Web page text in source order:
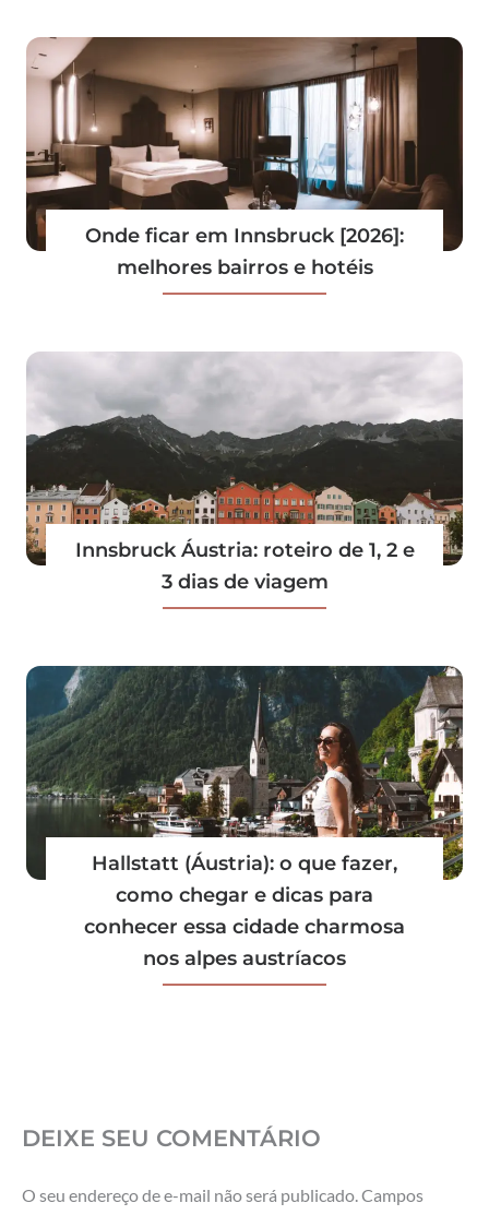
Onde ficar em Innsbruck [2026]:
melhores bairros e hotéis
Innsbruck Áustria: roteiro de 1, 2 e
3 dias de viagem
Hallstatt (Áustria): o que fazer,
como chegar e dicas para
conhecer essa cidade charmosa
nos alpes austríacos
DEIXE SEU COMENTÁRIO
O seu endereço de e-mail não será publicado.Campos